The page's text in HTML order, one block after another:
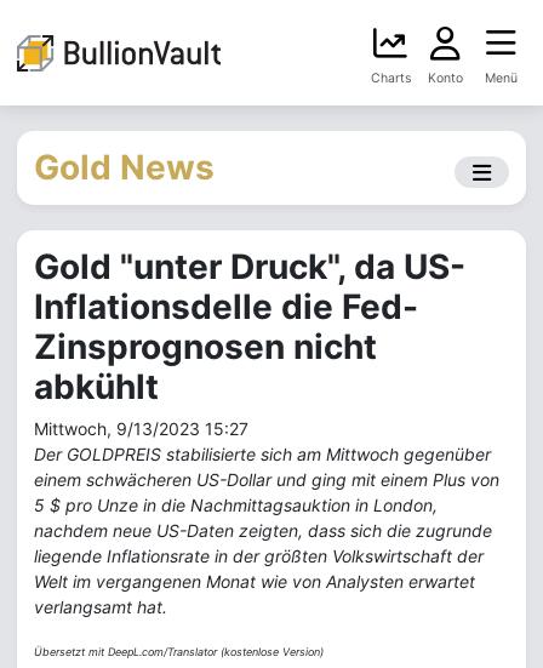
Charts Konto Menü
Gold News
Gold "unter Druck", da US-
Inflationsdelle die Fed-
Zinsprognosen nicht
abkühlt
Mittwoch, 9/13/2023 15:27
Der GOLDPREIS stabilisierte sich am Mittwoch gegenüber
einem schwächeren US-Dollar und ging mit einem Plus von
5 $ pro Unze in die Nachmittagsauktion in London,
nachdem neue US-Daten zeigten, dass sich die zugrunde
liegende Inflationsrate in der größten Volkswirtschaft der
Welt im vergangenen Monat wie von Analysten erwartet
verlangsamt hat.
Übersetzt mit DeepL.com/Translator (kostenlose Version)